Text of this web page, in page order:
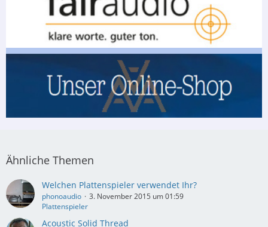
Ähnliche Themen
Welchen Plattenspieler verwendet Ihr?
phonoaudio
3. November 2015 um 01:59
Plattenspieler
Acoustic Solid Thread